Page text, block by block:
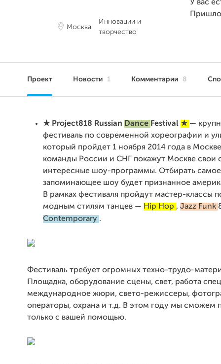
Москва
Инновации и
творчество
У вас
Проект Новости 1 Комментарии 8
★ Project818 Russian Dance Festival ★ —
фестиваль по современной хореографии и
который пройдет 1 ноября 2014 года в
команды России и СНГ покажут Москве свои
интересные шоу-программы. Отбирать самое
запоминающее шоу будет признанное
В рамках фестиваля пройдут мастер-классы
модным стилям танцев — Hip Hop , Jazz Funk
Contemporary .
Фестиваль требует огромных техно-трудо-
Площадка, оборудование сцены, свет, работа
международное жюри, свето-режиссеры,
операторы, охрана и т.д. В этом году мы сможем
только с вашей помощью.